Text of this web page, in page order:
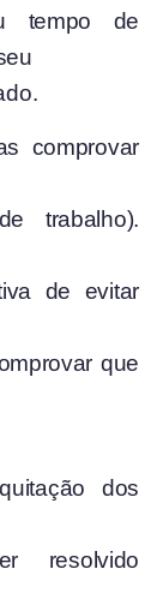
tempo de
comprovar
trabalho).
de evitar
que
dos
resolvido